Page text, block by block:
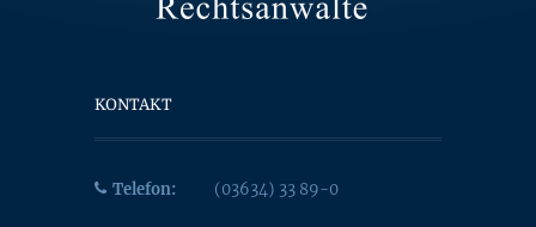
KONTAKT
Telefon: (03634) 33 89-0